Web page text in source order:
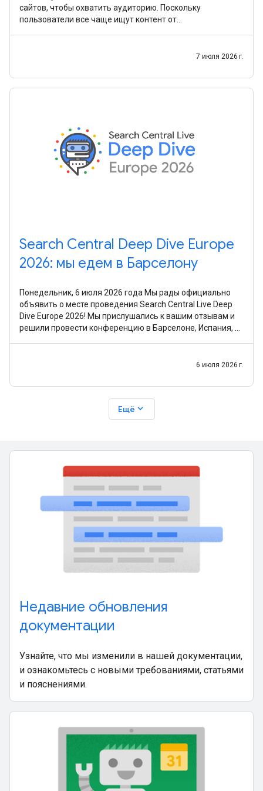
сайтов, чтобы охватить аудиторию. Поскольку
пользователи все чаще ищут контент от
7 июля 2026 г.
Search Central Deep Dive Europe
2026: мы едем в Барселону
Понедельник, 6 июля 2026 года Мы рады официально
объявить о месте проведения Search Central Live Deep
Dive Europe 2026! Мы прислушались к вашим отзывам и
решили провести конференцию в Барселоне, Испания, с
6 июля 2026 г.
Ещё expand_more
Недавние обновления
документации
Узнайте, что мы изменили в нашей документации,
и ознакомьтесь с новыми требованиями, статьями
и пояснениями.